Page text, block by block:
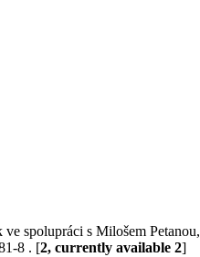
spolupráci s Milošem
8 . [2, currently available 2]